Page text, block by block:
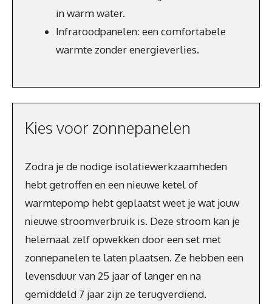
in warm water.
Infraroodpanelen: een comfortabele
warmte zonder energieverlies.
Kies voor zonnepanelen
Zodra je de nodige isolatiewerkzaamheden
hebt getroffen en een nieuwe ketel of
warmtepomp hebt geplaatst weet je wat jouw
nieuwe stroomverbruik is. Deze stroom kan je
helemaal zelf opwekken door een set met
zonnepanelen te laten plaatsen. Ze hebben een
levensduur van 25 jaar of langer en na
gemiddeld 7 jaar zijn ze terugverdiend.